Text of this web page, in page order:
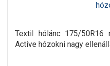
Textil hólánc 175/50R16
Active hózokni nagy